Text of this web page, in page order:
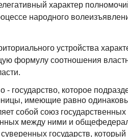
характер
народного
устройства
формулу соотношения
- государство, которое
имеющие равно
собой союз
между ними и
государств,